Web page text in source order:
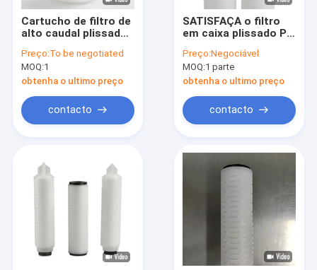
Cartucho de filtro de
alto caudal plissado
mm com caudal de
200 L/min e área de
filtração de 2 m2
Preço:To be negotiated
MOQ:1
obtenha o ultimo preço
contacto
SATISFAÇA o filtro
em caixa plissado PP
apropriado para
partículas
suspendidas altas.
Preço:Negociável
MOQ:1 parte
obtenha o ultimo preço
contacto